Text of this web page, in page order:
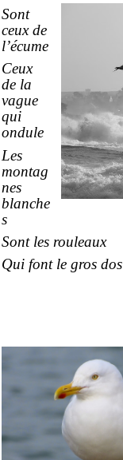
Sont
ceux de
l’écume
Ceux
de la
vague
qui
ondule
Les
montag
nes
blanche
s
Sont les rouleaux
Qui font le gros dos